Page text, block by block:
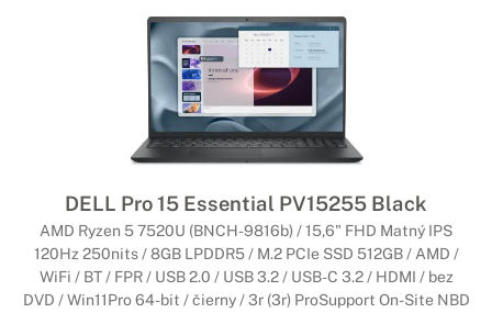
Herné notebooky Dell
Úžasný herný výkon
Herné notebooky v sebe kombinujú výkonné komponenty s
telom, ktoré notebooku poskytuje dokonalé chladenie. Medzi
výkonný herný procesor.
Notebooky Dell
Jednoduchosť a zábava nabitá potenciálom
DELL Pro 15 Essential PV15255 Black
AMD Ryzen 5 7520U (BNCH-9816b) / 15,6" FHD Matný IPS
120Hz 250nits / 8GB LPDDR5 / M.2 PCIe SSD 512GB / AMD /
WiFi / BT / FPR / USB 2.0 / USB 3.2 / USB-C 3.2 / HDMI / bez
DVD / Win11Pro 64-bit / čierny / 3r (3r) ProSupport On-Site NBD